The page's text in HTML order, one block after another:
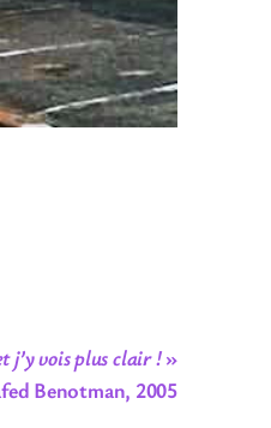
j’y vois plus clair !»
Benotman, 2005